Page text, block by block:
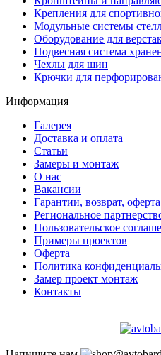
Крепления для
Модульные системы
Оборудование для
Подвесная система
Чехлы для шин
Крючки для
Информация
Галерея
Доставка и оплата
Статьи
Замеры и монтаж
О нас
Вакансии
Гарантии, возврат, оферта
Региональное
Пользовательское
Примеры проектов
Оферта
Политика
Замер проект монтаж
Контакты